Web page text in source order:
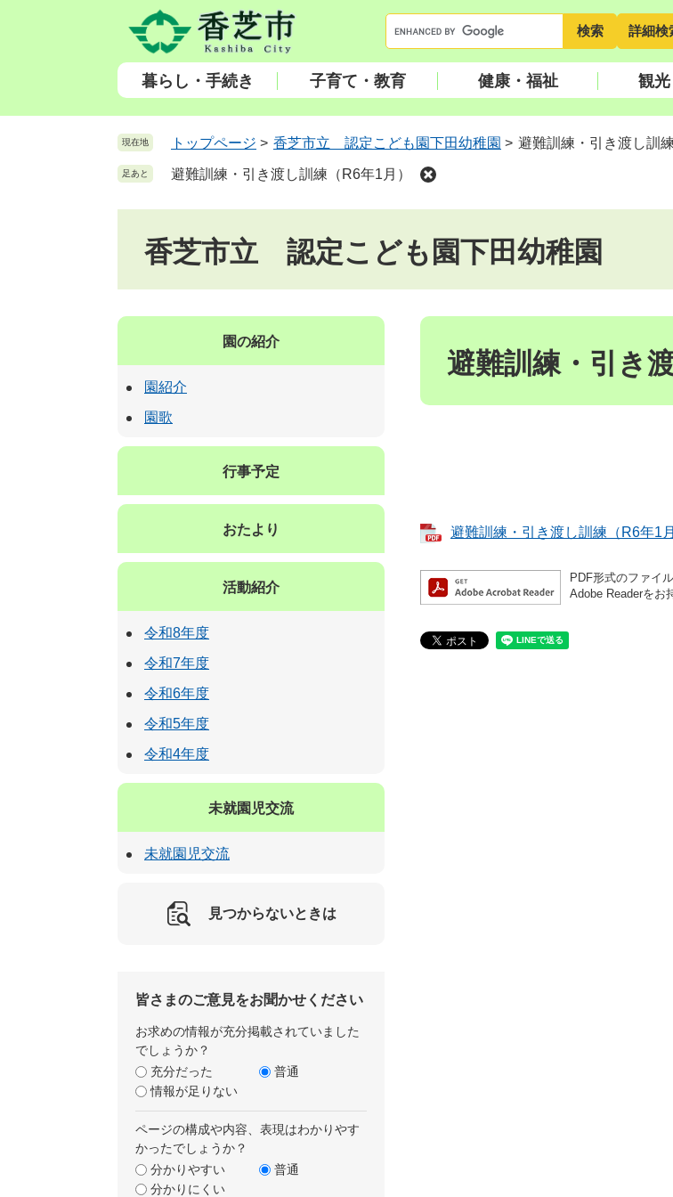
頭
飛
ー
ワ
ー
索
詳細検
暮らし・手続き 子育て・教育 健康・福祉 観
現在地 トップページ > 香芝市立 認定こども園下田幼稚園 > 避難訓練・引き渡し訓
足あと 避難訓練・引き渡し訓練（R6年1月）
香芝市立 認定こども園下田幼稚園
本
避難訓練・引き
避難訓練・引き渡し訓練（R6年1
PDF形式のファイ
Adobe Readerをお
園の紹介
園紹介
園歌
行事予定
おたより
活動紹介
令和8年度
令和7年度
令和6年度
令和5年度
令和4年度
未就園児交流
未就園児交流
見つからないときは
皆さまのご意見をお聞かせください
お求めの情報が充分掲載されていました
でしょうか？
充分だった
普通
情報が足りない
ページの構成や内容、表現はわかりやす
かったでしょうか？
分かりやすい
普通
分かりにくい